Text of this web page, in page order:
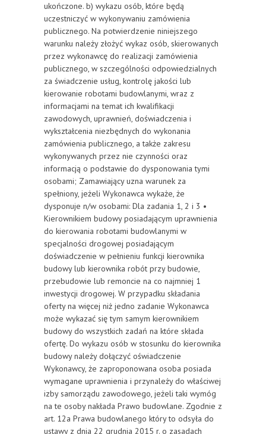
ukończone. b) wykazu osób, które będą
uczestniczyć w wykonywaniu zamówienia
publicznego. Na potwierdzenie niniejszego
warunku należy złożyć wykaz osób, skierowanych
przez wykonawcę do realizacji zamówienia
publicznego, w szczególności odpowiedzialnych
za świadczenie usług, kontrolę jakości lub
kierowanie robotami budowlanymi, wraz z
informacjami na temat ich kwalifikacji
zawodowych, uprawnień, doświadczenia i
wykształcenia niezbędnych do wykonania
zamówienia publicznego, a także zakresu
wykonywanych przez nie czynności oraz
informacją o podstawie do dysponowania tymi
osobami; Zamawiający uzna warunek za
spełniony, jeżeli Wykonawca wykaże, że
dysponuje n/w osobami: Dla zadania 1, 2 i 3 •
Kierownikiem budowy posiadającym uprawnienia
do kierowania robotami budowlanymi w
specjalności drogowej posiadającym
doświadczenie w pełnieniu funkcji kierownika
budowy lub kierownika robót przy budowie,
przebudowie lub remoncie na co najmniej 1
inwestycji drogowej. W przypadku składania
oferty na więcej niż jedno zadanie Wykonawca
może wykazać się tym samym kierownikiem
budowy do wszystkich zadań na które składa
ofertę. Do wykazu osób w stosunku do kierownika
budowy należy dołączyć oświadczenie
Wykonawcy, że zaproponowana osoba posiada
wymagane uprawnienia i przynależy do właściwej
izby samorządu zawodowego, jeżeli taki wymóg
na te osoby nakłada Prawo budowlane. Zgodnie z
art. 12a Prawa budowlanego który to odsyła do
ustawy z dnia 22 grudnia 2015 r. o zasadach